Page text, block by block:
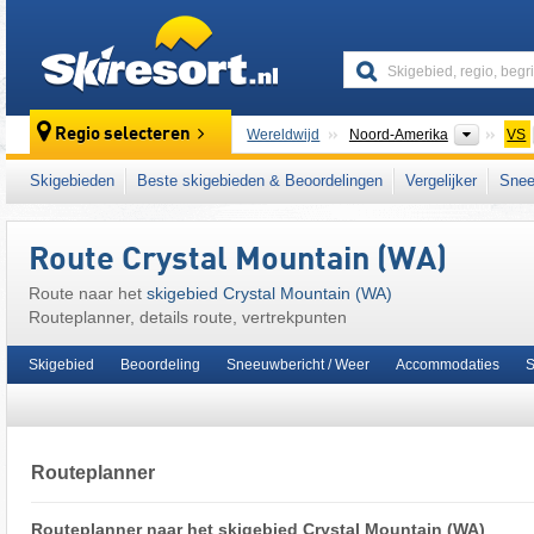
Regio selecteren Wereldwijd Noord-Amerika VS
Dit skigebied ligt ook in: Cascade Range
Skigebieden Beste skigebieden & Beoordelingen Vergelijker
Route Crystal Mountain (WA)
Route naar het skigebied Crystal Mountain (WA)
Routeplanner, details route, vertrekpunten
Skigebied Beoordeling Sneeuwbericht / Weer Accommodaties
Routeplanner
Routeplanner naar het skigebied Crystal Mountain (WA)